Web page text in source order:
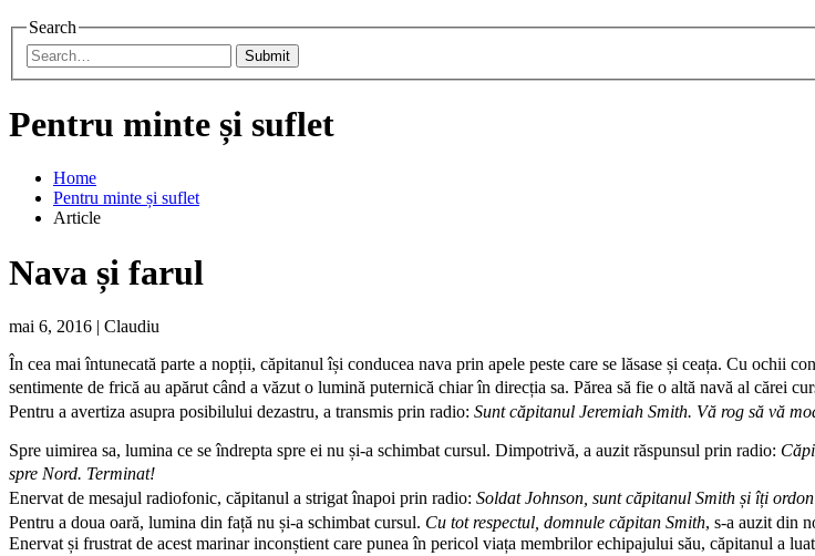
Search
Submit
Pentru minte și suflet
Home
Pentru minte și suflet
Article
Nava și farul
mai 6, 2016 | Claudiu
În cea mai întunecată parte a nopții, căpitanul își conducea nava prin apele peste care se lăsase și ceața. Cu ochii
sentimente de frică au apărut când a văzut o lumină puternică chiar în direcția sa. Părea să fie o altă navă al cărei
Pentru a avertiza asupra posibilului dezastru, a transmis prin radio: Sunt căpitanul Jeremiah Smith. Vă rog să vă
Spre uimirea sa, lumina ce se îndrepta spre ei nu și-a schimbat cursul. Dimpotrivă, a auzit răspunsul prin radio:
spre Nord. Terminat!
Enervat de mesajul radiofonic, căpitanul a strigat înapoi prin radio: Soldat Johnson, sunt căpitanul Smith și îți
Pentru a doua oară, lumina din față nu și-a schimbat cursul. Cu tot respectul, domnule căpitan Smith, s-a auzit din
Enervat și frustrat de acest marinar inconștient care punea în pericol viața membrilor echipajului său, căpitanul a